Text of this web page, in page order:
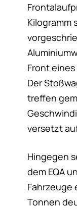
Kilogramm
Front
Der
treffen
versetzt
Hingegen
dem EQA
Fahrzeuge
Tonnen